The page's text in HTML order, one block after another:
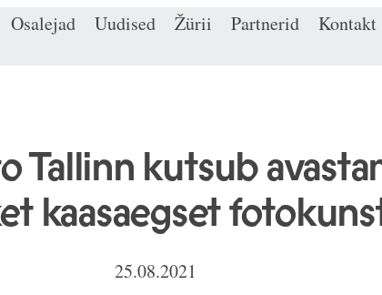
Osalejad Uudised Žürii Partnerid Kontakt
Tallinn kutsub
kaasaegset
25.08.2021